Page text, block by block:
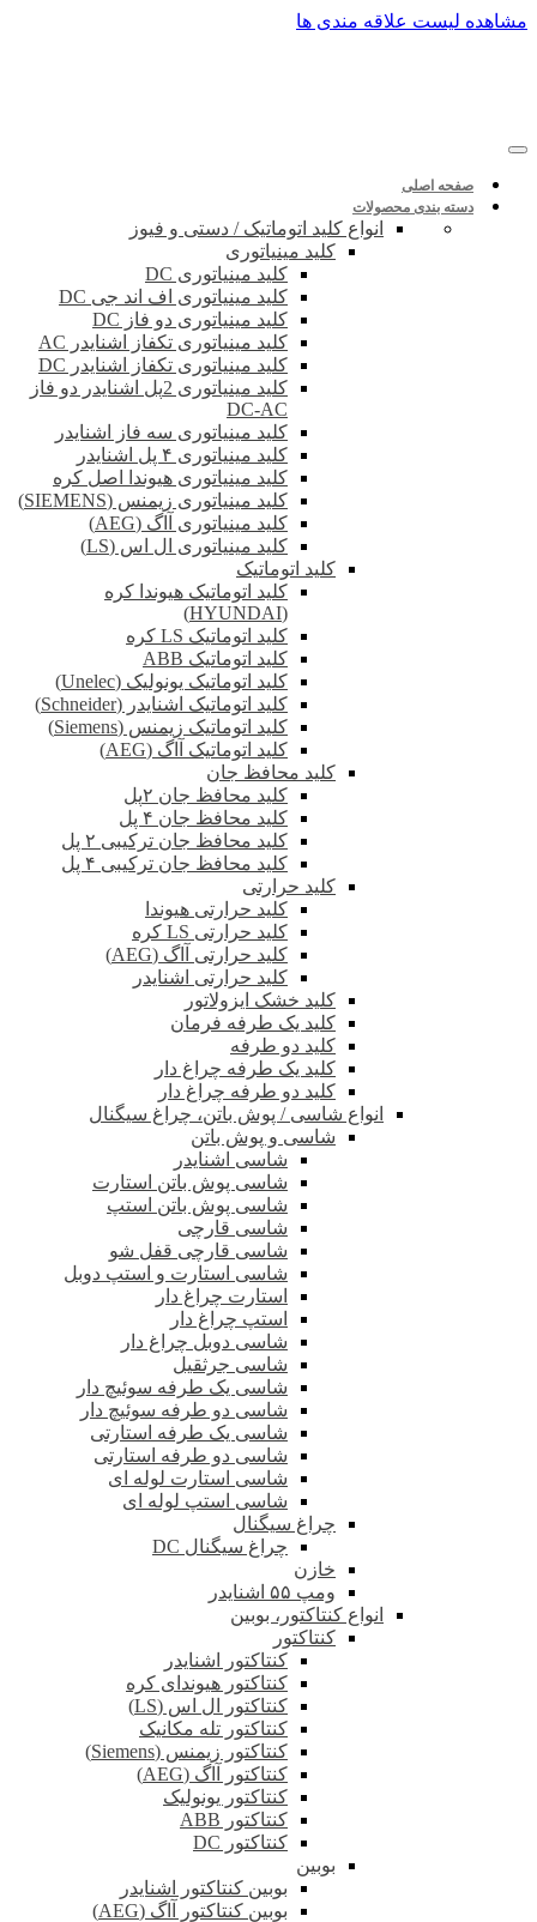
پرش
مشاهده لیست علاقه مندی ها
صفحه اصلی
دسته بندی محصولات
انواع کلید اتوماتیک / دستی و فیوز
کلید مینیاتوری
کلید مینیاتوری DC
کلید مینیاتوری اف اند جی DC
کلید مینیاتوری دو فاز DC
کلید مینیاتوری تکفاز اشنایدر AC
کلید مینیاتوری تکفاز اشنایدر DC
کلید مینیاتوری 2پل اشنایدر دو فاز
DC-AC
کلید مینیاتوری سه فاز اشنایدر
کلید مینیاتوری ۴ پل اشنایدر
کلید مینیاتوری هیوندا اصل کره
کلید مینیاتوری زیمنس (SIEMENS)
کلید مینیاتوری آاگ (AEG)
کلید مینیاتوری ال اس (LS)
کلید اتوماتیک
کلید اتوماتیک هیوندا کره
(HYUNDAI)
کلید اتوماتیک LS کره
کلید اتوماتیک ABB
کلید اتوماتیک یونولیک (Unelec)
کلید اتوماتیک اشنایدر (Schneider)
کلید اتوماتیک زیمنس (Siemens)
کلید اتوماتیک آاگ (AEG)
کلید محافظ جان
کلید محافظ جان ۲پل
کلید محافظ جان ۴ پل
کلید محافظ جان ترکیبی ۲ پل
کلید محافظ جان ترکیبی ۴ پل
کلید حرارتی
کلید حرارتی هیوندا
کلید حرارتی LS کره
کلید حرارتی آاگ (AEG)
کلید حرارتی اشنایدر
کلید خشک ایزولاتور
کلید یک طرفه فرمان
کلید دو طرفه
کلید یک طرفه چراغ دار
کلید دو طرفه چراغ دار
انواع شاسی / پوش باتن، چراغ سیگنال
شاسی و پوش باتن
شاسی اشنایدر
شاسی پوش باتن استارت
شاسی پوش باتن استپ
شاسی قارچی
شاسی قارچی قفل شو
شاسی استارت و استپ دوبل
استارت چراغ دار
استپ چراغ دار
شاسی دوبل چراغ دار
شاسی جرثقیل
شاسی یک طرفه سوئیچ دار
شاسی دو طرفه سوئیچ دار
شاسی یک طرفه استارتی
شاسی دو طرفه استارتی
شاسی استارت لوله ای
شاسی استپ لوله ای
چراغ سیگنال
چراغ سیگنال DC
خازن
ومپ ۵۵ اشنایدر
انواع کنتاکتور، بوبین
کنتاکتور
کنتاکتور اشنایدر
کنتاکتور هیوندای کره
کنتاکتور ال اس (LS)
کنتاکتور تله مکانیک
کنتاکتور زیمنس (Siemens)
کنتاکتور آاگ (AEG)
کنتاکتور یونولیک
کنتاکتور ABB
کنتاکتور DC
بوبین
بوبین کنتاکتور اشنایدر
بوبین کنتاکتور آاگ (AEG)